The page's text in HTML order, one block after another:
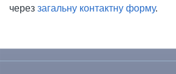
через загальну контактну форму.